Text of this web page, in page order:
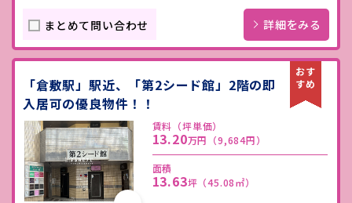
まとめて問い合わせ 詳細をみる
「倉敷駅」駅近、「第2シード館」2階の即
入居可の優良物件！！
賃料（坪単価）
13.20万円 （9,684円）
面積
13.63坪 （45.08㎡）